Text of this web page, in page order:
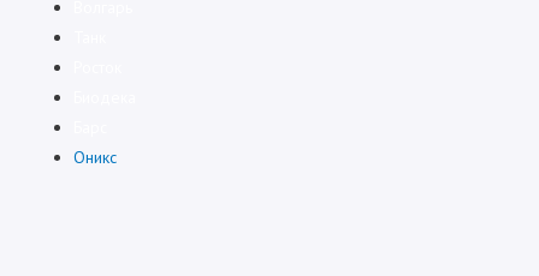
Оникс